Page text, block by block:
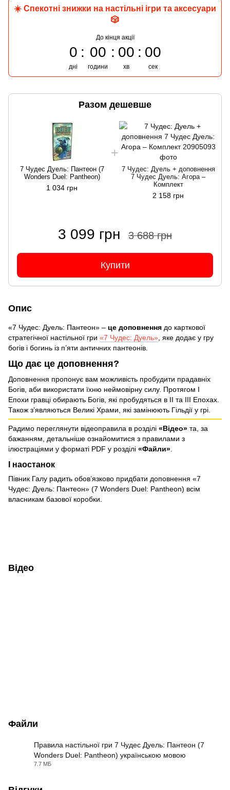
☀️ Спекотні знижки на настільні ігри та аксесуари
🎲
До кінця акції
0
дні
00
години
00
хв
00
сек
Разом дешевше
7 Чудес Дуель: Пантеон (7
Wonders Duel: Pantheon)
1 034 грн
7 Чудес: Дуель + доповнення
7 Чудес Дуель: Агора –
Комплект
2 158 грн
3 099 грн 3 688 грн
Купити
Опис
«7 Чудес: Дуель: Пантеон» – це доповнення до карткової
стратегічної настільної гри «7 Чудес: Дуель» , яке додає у гру
богів і богинь із п’яти античних пантеонів.
Що дає це доповнення?
Доповнення пропонує вам можливість пробудити прадавніх
Богів, аби використати їхню неймовірну силу. Протягом І
Епохи гравці обирають Богів, які пробудяться в ІІ та ІІІ Епохах.
Також з’являються Великі Храми, які замінюють Гільдії у грі.
Радимо переглянути відеоправила в розділі «Відео» та, за
бажанням, детальніше ознайомитися з правилами з
ілюстраціями у форматі PDF у розділі «Файли»
І наостанок
Півник Галу радить обов’язково придбати доповнення «7
Чудес: Дуель: Пантеон» (7 Wonders Duel: Pantheon) всім
власникам базової коробки.
Відео
Файли
Правила настільної гри 7 Чудес Дуель: Пантеон (7
Wonders Duel: Pantheon) українською мовою
7.7 МБ